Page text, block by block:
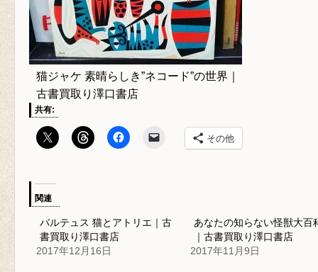
猫ジャケ 素晴らしき”ネコード”の世界｜
古書買取り澤口書店
共有:
その他
関連
バルテュス 猫とアトリエ｜古
書買取り澤口書店
2017年12月16日
あなたの知らない怪獣大百
｜古書買取り澤口書店
2017年11月9日